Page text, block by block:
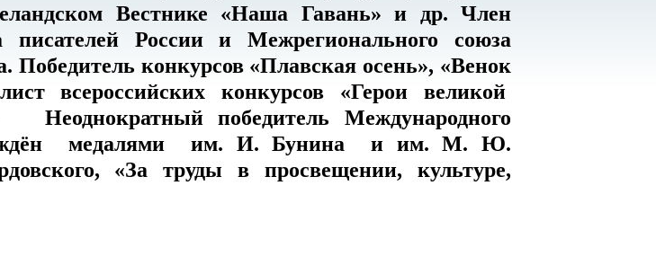
Вестнике «Наша Гавань» и др. Член
писателей России и Межрегионального союза
Победитель конкурсов «Плавская осень», «Венок
всероссийских конкурсов «Герои великой
победитель Международного
медалями им. И. Бунина и им. М. Ю.
«За труды в просвещении, культуре,